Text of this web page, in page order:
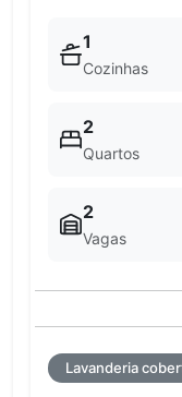
1
Cozinhas
2
Quartos
2
Vagas
Lavanderia